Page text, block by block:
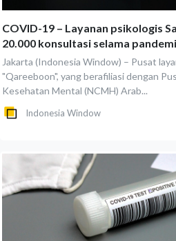
COVID-19 – Layanan psikologis
20.000 konsultasi selama
Jakarta (Indonesia Window) – Pusat
"Qareeboon", yang berafiliasi dengan
Kesehatan Mental (NCMH) Arab...
Indonesia Window